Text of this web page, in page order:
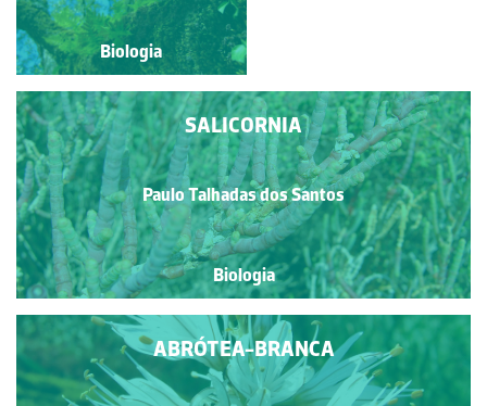
Biologia
SALICORNIA
Paulo Talhadas dos Santos
Biologia
Biologia
ABRÓTEA-BRANCA